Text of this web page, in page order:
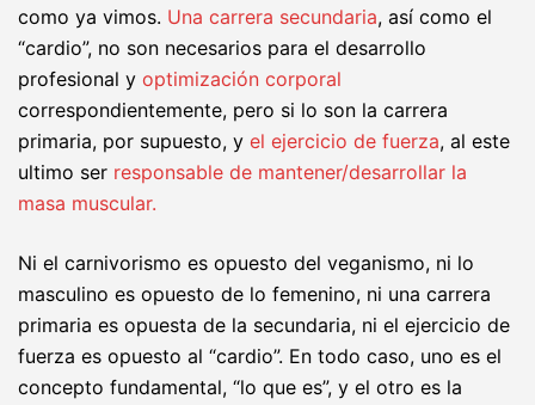
como ya vimos. Una carrera secundaria, así como el
“cardio”, no son necesarios para el desarrollo
profesional y optimización corporal
correspondientemente, pero si lo son la carrera
primaria, por supuesto, y el ejercicio de fuerza, al este
ultimo ser responsable de mantener/desarrollar la
masa muscular.
Ni el carnivorismo es opuesto del veganismo, ni lo
masculino es opuesto de lo femenino, ni una carrera
primaria es opuesta de la secundaria, ni el ejercicio de
fuerza es opuesto al “cardio”. En todo caso, uno es el
concepto fundamental, “lo que es”, y el otro es la